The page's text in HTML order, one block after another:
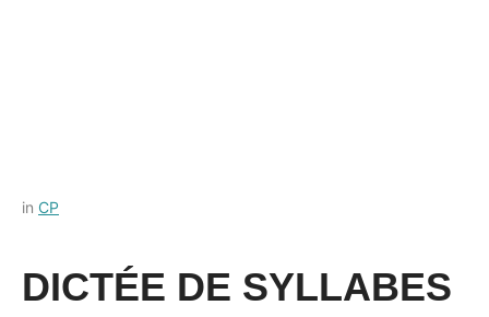
Posted
octobre
by
in CP
DICTÉE DE SYLLABES